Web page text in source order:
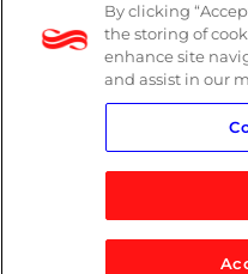
© 2026
Política
Política do
By clicking
the storing of
enhance site
and assist in our